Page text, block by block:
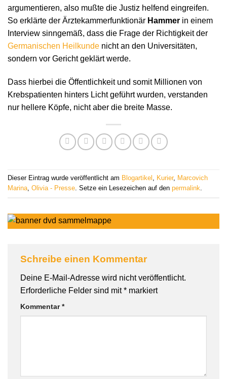
argumentieren, also mußte die Justiz helfend eingreifen.
So erklärte der Ärztekammerfunktionär Hammer in einem
Interview sinngemäß, dass die Frage der Richtigkeit der
Germanischen Heilkunde nicht an den Universitäten,
sondern vor Gericht geklärt werde.
Dass hierbei die Öffentlichkeit und somit Millionen von
Krebspatienten hinters Licht geführt wurden, verstanden
nur hellere Köpfe, nicht aber die breite Masse.
Dieser Eintrag wurde veröffentlicht am Blogartikel Kurier, Marcovich
Marina Olivia - Presse . Setze ein Lesezeichen auf den permalink
Schreibe einen Kommentar
Deine E-Mail-Adresse wird nicht veröffentlicht.
Erforderliche Felder sind mit* markiert
Kommentar*